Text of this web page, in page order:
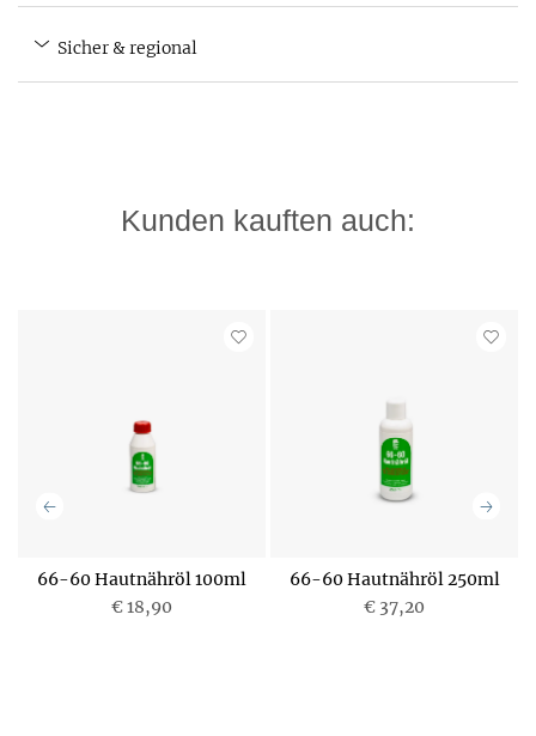
Sicher & regional
Kunden kauften auch:
66-60 Hautnähröl 100ml
€ 18,90
66-60 Hautnähröl 250ml
€ 37,20